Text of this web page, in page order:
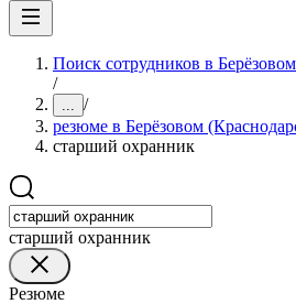
Поиск сотрудников в
/
... /
резюме в Берёзовом
старший охранник
старший охранник
Резюме